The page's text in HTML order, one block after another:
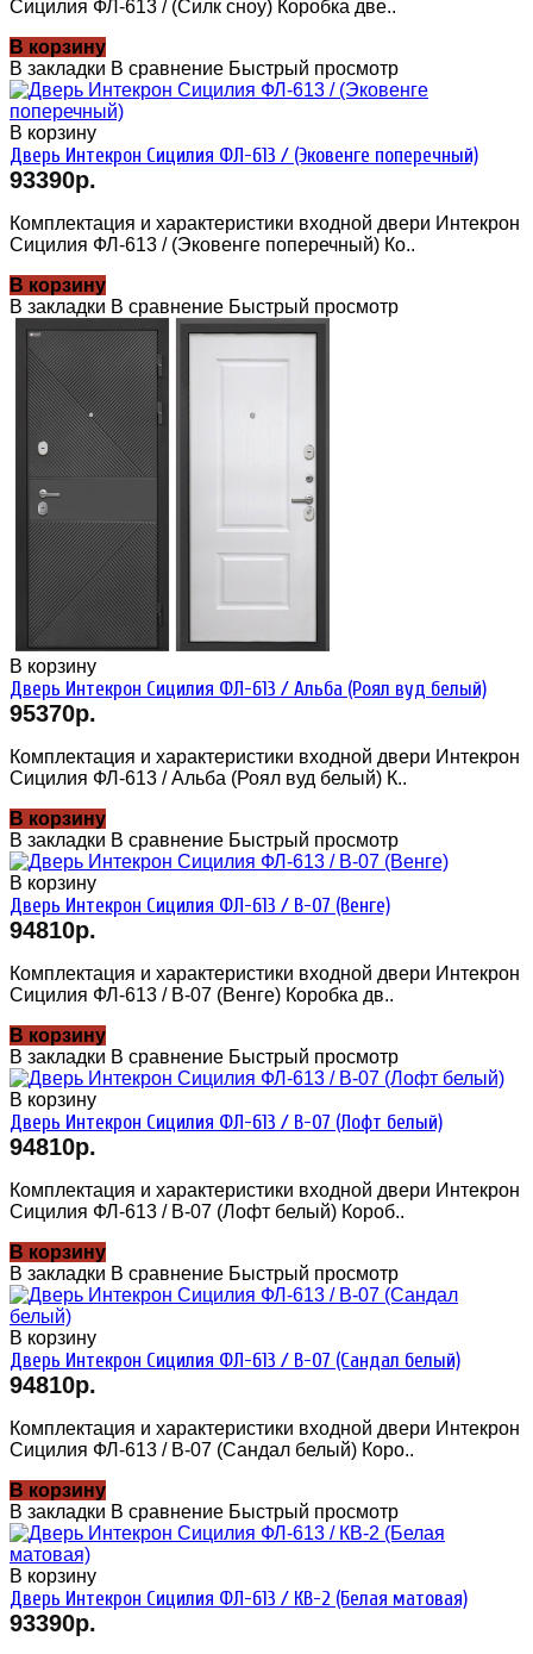
Сицилия ФЛ-613 / (Силк сноу) Коробка две..
В корзину
В закладки В сравнение Быстрый просмотр
В корзину
Дверь Интекрон Сицилия ФЛ-613 / (Эковенге поперечный)
93390р.
Комплектация и характеристики входной двери Интекрон
Сицилия ФЛ-613 / (Эковенге поперечный) Ко..
В корзину
В закладки В сравнение Быстрый просмотр
В корзину
Дверь Интекрон Сицилия ФЛ-613 / Альба (Роял вуд белый)
95370р.
Комплектация и характеристики входной двери Интекрон
Сицилия ФЛ-613 / Альба (Роял вуд белый) К..
В корзину
В закладки В сравнение Быстрый просмотр
В корзину
Дверь Интекрон Сицилия ФЛ-613 / В-07 (Венге)
94810р.
Комплектация и характеристики входной двери Интекрон
Сицилия ФЛ-613 / В-07 (Венге) Коробка дв..
В корзину
В закладки В сравнение Быстрый просмотр
В корзину
Дверь Интекрон Сицилия ФЛ-613 / В-07 (Лофт белый)
94810р.
Комплектация и характеристики входной двери Интекрон
Сицилия ФЛ-613 / В-07 (Лофт белый) Короб..
В корзину
В закладки В сравнение Быстрый просмотр
В корзину
Дверь Интекрон Сицилия ФЛ-613 / В-07 (Сандал белый)
94810р.
Комплектация и характеристики входной двери Интекрон
Сицилия ФЛ-613 / В-07 (Сандал белый) Коро..
В корзину
В закладки В сравнение Быстрый просмотр
В корзину
Дверь Интекрон Сицилия ФЛ-613 / КВ-2 (Белая матовая)
93390р.